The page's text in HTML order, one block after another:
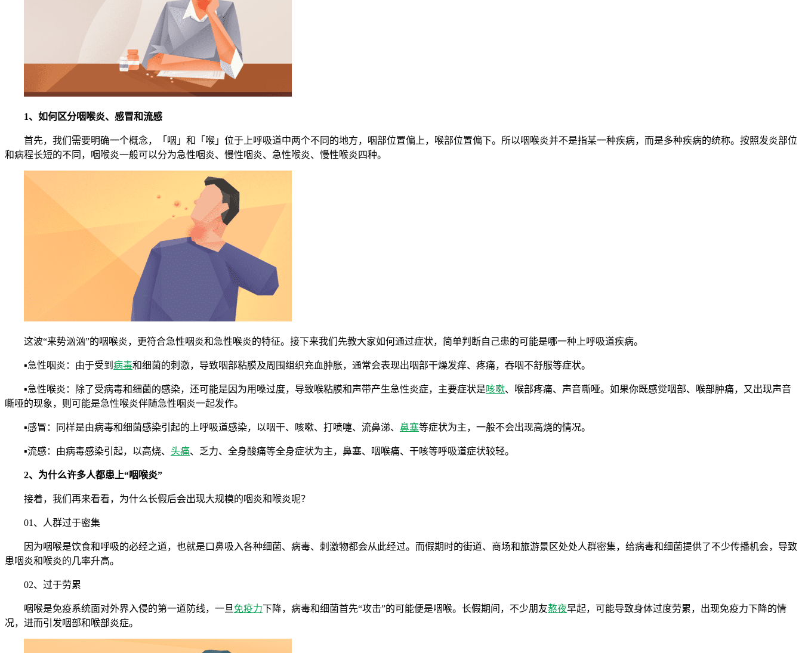
1、如何区分咽喉炎、感冒和流感
首先，我们需要明确一个概念，「咽」和「喉」位于上呼吸道中两个不同的地方，咽部位置偏上，喉部位置偏下。所以咽喉炎并不是指某一种疾病，而是多种疾病的统称。按照发炎部位
和病程长短的不同，咽喉炎一般可以分为急性咽炎、慢性咽炎、急性喉炎、慢性喉炎四种。
这波“来势汹汹”的咽喉炎，更符合急性咽炎和急性喉炎的特征。接下来我们先教大家如何通过症状，简单判断自己患的可能是哪一种上呼吸道疾病。
▪急性咽炎：由于受到 病毒和细菌的刺激，导致咽部粘膜及周围组织充血肿胀，通常会表现出咽部干燥发痒、疼痛，吞咽不舒服等症状。
▪急性喉炎：除了受病毒和细菌的感染，还可能是因为用嗓过度，导致喉粘膜和声带产生急性炎症，主要症状是咳嗽、喉部疼痛、声音嘶哑。如果你既感觉咽部、喉部肿痛，又出现声音
嘶哑的现象，则可能是急性喉炎伴随急性咽炎一起发作。
▪感冒：同样是由病毒和细菌感染引起的上呼吸道感染，以咽干、咳嗽、打喷嚏、流鼻涕、 鼻塞等症状为主，一般不会出现高烧的情况。
▪流感：由病毒感染引起，以高烧、 头痛、乏力、全身酸痛等全身症状为主，鼻塞、咽喉痛、干咳等呼吸道症状较轻。
2、为什么许多人都患上“咽喉炎”
接着，我们再来看看，为什么长假后会出现大规模的咽炎和喉炎呢？
01、人群过于密集
因为咽喉是饮食和呼吸的必经之道，也就是口鼻吸入各种细菌、病毒、刺激物都会从此经过。而假期时的街道、商场和旅游景区处处人群密集，给病毒和细菌提供了不少传播机会，导致
患咽炎和喉炎的几率升高。
02、过于劳累
咽喉是免疫系统面对外界入侵的第一道防线，一旦 免疫力下降，病毒和细菌首先“攻击”的可能便是咽喉。长假期间，不少朋友熬夜早起，可能导致身体过度劳累，出现免疫力下降的情
况，进而引发咽部和喉部炎症。